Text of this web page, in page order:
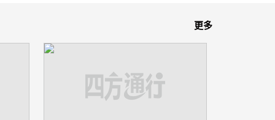
更多